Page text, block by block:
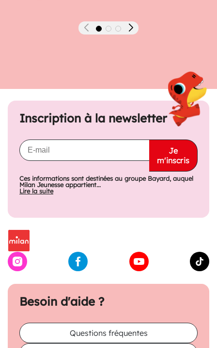
Précédent Suivant
Besoin d'aide ?
Questions fréquentes
Inscription à la newsletter
Je
m'inscris
Ces informations sont destinées au groupe Bayard, auquel
Milan Jeunesse appartient...
Lire la suite